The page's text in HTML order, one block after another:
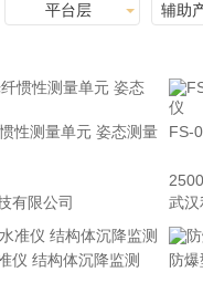
平台层 辅助
性测量单元 姿态测量
有限公司
FS-
武汉
磁致式静力水准仪 结构体沉降监测 防